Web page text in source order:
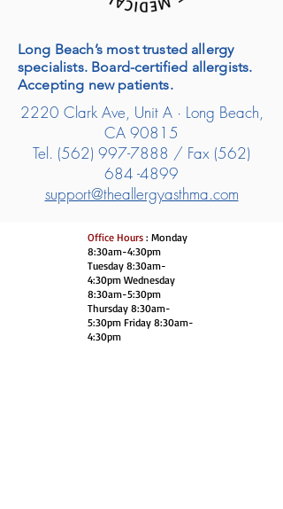
Long Beach’s most trusted allergy
specialists. Board-certified allergists.
Accepting new patients.
2220 Clark Ave, Unit A · Long Beach,
CA 90815
Tel. (562) 997-7888 / Fax (562)
684 -4899
support@theallergyasthma.com
Office Hours : Monday
8:30am-4:30pm
Tuesday 8:30am-
4:30pm Wednesday
8:30am-5:30pm
Thursday 8:30am-
5:30pm Friday 8:30am-
4:30pm